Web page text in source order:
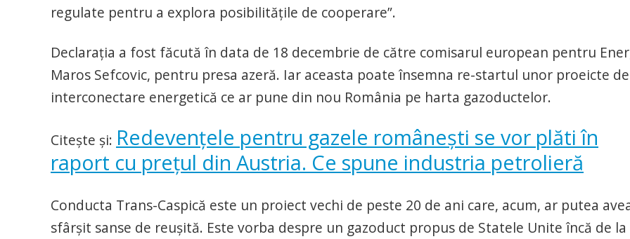
regulate pentru a explora posibilităţile de cooperare”.
Declaraţia a fost făcută în data de 18 decembrie de către comisarul european pentru
Maros Sefcovic, pentru presa azeră. Iar aceasta poate însemna re-startul unor proeicte de
interconectare energetică ce ar pune din nou România pe harta gazoductelor.
Citeşte şi: Redevenţele pentru gazele româneşti se vor plăti în
raport cu preţul din Austria. Ce spune industria petrolieră
Conducta Trans-Caspică este un proiect vechi de peste 20 de ani care, acum, ar putea
sfârşit sanse de reuşită. Este vorba despre un gazoduct propus de Statele Unite încă de la